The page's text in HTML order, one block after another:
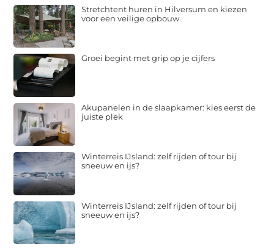
Stretchtent huren in Hilversum en kiezen
voor een veilige opbouw
Groei begint met grip op je cijfers
Akupanelen in de slaapkamer: kies eerst de
juiste plek
Winterreis IJsland: zelf rijden of tour bij
sneeuw en ijs?
Winterreis IJsland: zelf rijden of tour bij
sneeuw en ijs?